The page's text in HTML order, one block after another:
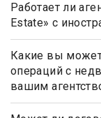
продавца,
регистрации
документы, такие
дарения,
свидетельство о
завещанию,
Работает ли
Estate» с
Да, наше
иностранными
Какие вы
операций с
вашим
Наше агентство